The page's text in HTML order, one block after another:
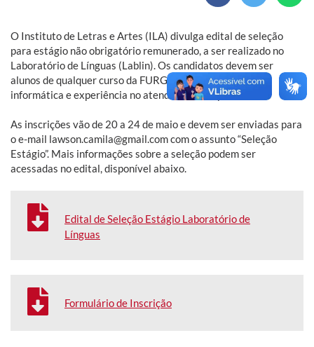
O Instituto de Letras e Artes (ILA) divulga edital de seleção
para estágio não obrigatório remunerado, a ser realizado no
Laboratório de Línguas (Lablin). Os candidatos devem ser
alunos de qualquer curso da FURG, ter conhecimento em
informática e experiência no atendimento ao público.
As inscrições vão de 20 a 24 de maio e devem ser enviadas para
o e-mail lawson.camila@gmail.com com o assunto “Seleção
Estágio”. Mais informações sobre a seleção podem ser
acessadas no edital, disponível abaixo.
Edital de Seleção Estágio Laboratório de
Línguas
Formulário de Inscrição